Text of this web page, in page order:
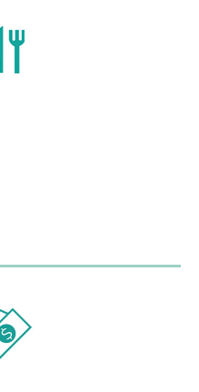
信
ールを送信する」をク
ル送信
呼出番号を確認できま